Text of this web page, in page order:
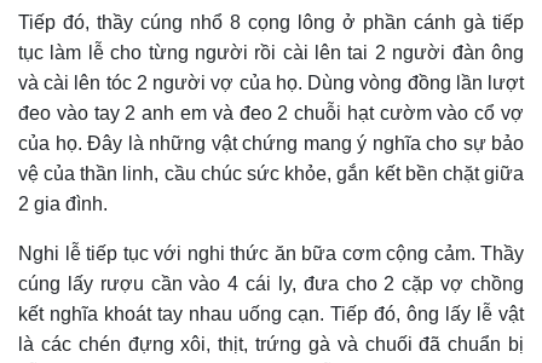
Tiếp đó, thầy cúng nhổ 8 cọng lông ở phần cánh gà tiếp
tục làm lễ cho từng người rồi cài lên tai 2 người đàn ông
và cài lên tóc 2 người vợ của họ. Dùng vòng đồng lần lượt
đeo vào tay 2 anh em và đeo 2 chuỗi hạt cườm vào cổ vợ
của họ. Đây là những vật chứng mang ý nghĩa cho sự bảo
vệ của thần linh, cầu chúc sức khỏe, gắn kết bền chặt giữa
2 gia đình.
Nghi lễ tiếp tục với nghi thức ăn bữa cơm cộng cảm. Thầy
cúng lấy rượu cần vào 4 cái ly, đưa cho 2 cặp vợ chồng
kết nghĩa khoát tay nhau uống cạn. Tiếp đó, ông lấy lễ vật
là các chén đựng xôi, thịt, trứng gà và chuối đã chuẩn bị